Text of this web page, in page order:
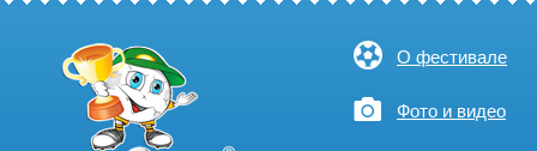
О фестивале
Фото и видео